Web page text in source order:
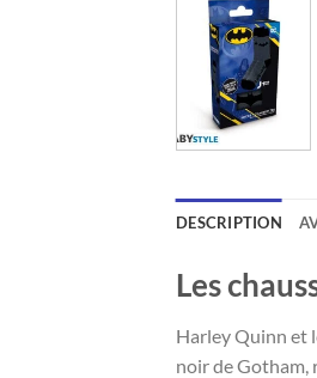
DESCRIPTION
Les
Harley Quinn et
noir de Gotham,